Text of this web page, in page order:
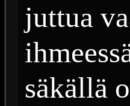
juttua
säkällä